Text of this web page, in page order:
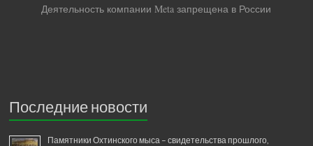
Деятельность компании Meta запрещена в России
Последние новости
Памятники Охтинского мыса – свидетельства прошлого,